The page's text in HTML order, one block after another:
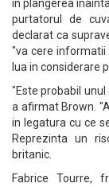
in plangerea
purtatorul de
declarat ca
"va cere informatii
lua in considerare
"Este probabil
a afirmat Brown.
in legatura cu ce
Reprezinta un
britanic.
Fabrice Tourre,